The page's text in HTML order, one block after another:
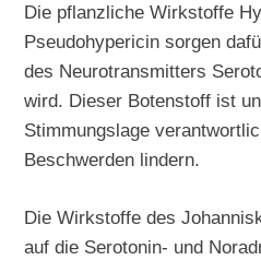
Die pflanzliche Wirkstoffe
Pseudohypericin sorgen
des Neurotransmitters
wird. Dieser Botenstoff ist
Stimmungslage
Beschwerden lindern.
Die Wirkstoffe des
auf die Serotonin- und